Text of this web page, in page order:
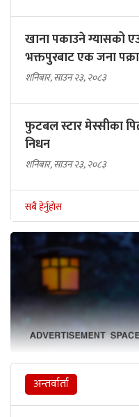
खाना पकाउने ग्यासको
भक्तपुरबाट एक जना
शनिबार, साउन २३, २०८३
फुटबल स्टार मेस्सीका
निधन
शनिबार, साउन २३, २०८३
सबै हेर्नुहोस
अन्तर्वार्ता